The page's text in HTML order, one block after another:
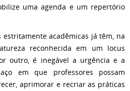
uma agenda e um repertório
estritamente acadêmicas já têm, na
reconhecida em um locus
outro, é inegável a urgência e a
em que professores possam
aprimorar e recriar as práticas